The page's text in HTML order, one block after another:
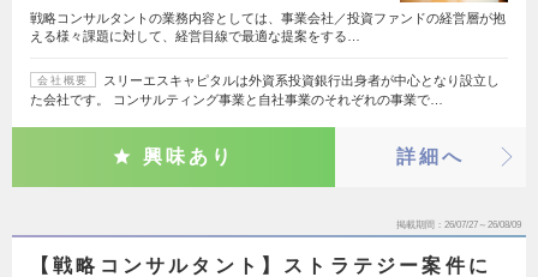
戦略コンサルタントの業務内容としては、事業会社／投資ファンドの経営層が抱
える様々課題に対して、経営目線で最適な提案をする…
会社概要
スリーエスキャピタルは外資系投資銀行出身者が中心となり設立し
た会社です。 コンサルティング事業と自社事業のそれぞれの事業で…
興味あり 詳細へ
掲載期間 26/07/27～26/08/09
【戦略コンサルタント】ストラテジー案件に